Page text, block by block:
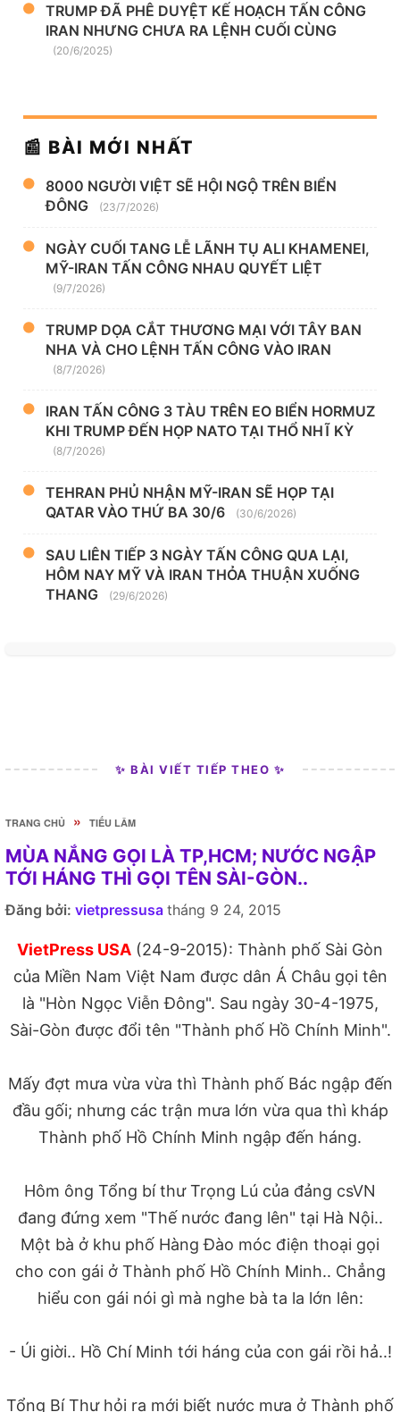
TRUMP ĐÃ PHÊ DUYỆT KẾ HOẠCH TẤN CÔNG
IRAN NHƯNG CHƯA RA LỆNH CUỐI CÙNG
(20/6/2025)
📰 BÀI MỚI NHẤT
8000 NGƯỜI VIỆT SẼ HỘI NGỘ TRÊN BIỂN
ĐÔNG
(23/7/2026)
NGÀY CUỐI TANG LỄ LÃNH TỤ ALI KHAMENEI,
MỸ-IRAN TẤN CÔNG NHAU QUYẾT LIỆT
(9/7/2026)
TRUMP DỌA CẮT THƯƠNG MẠI VỚI TÂY BAN
NHA VÀ CHO LỆNH TẤN CÔNG VÀO IRAN
(8/7/2026)
IRAN TẤN CÔNG 3 TÀU TRÊN EO BIỂN HORMUZ
KHI TRUMP ĐẾN HỌP NATO TẠI THỔ NHĨ KỲ
(8/7/2026)
TEHRAN PHỦ NHẬN MỸ-IRAN SẼ HỌP TẠI
QATAR VÀO THỨ BA 30/6
(30/6/2026)
SAU LIÊN TIẾP 3 NGÀY TẤN CÔNG QUA LẠI,
HÔM NAY MỸ VÀ IRAN THỎA THUẬN XUỐNG
THANG
(29/6/2026)
✨ BÀI VIẾT TIẾP THEO ✨
TRANG CHỦ » TIẾU LÂM
MÙA NẮNG GỌI LÀ TP,HCM; NƯỚC NGẬP
TỚI HÁNG THÌ GỌI TÊN SÀI-GÒN..
Đăng bởi: vietpressusa tháng 9 24, 2015
VietPress USA (24-9-2015): Thành phố Sài Gòn
của Miền Nam Việt Nam được dân Á Châu gọi tên
là "Hòn Ngọc Viễn Đông". Sau ngày 30-4-1975,
Sài-Gòn được đổi tên "Thành phố Hồ Chính Minh".
Mấy đợt mưa vừa vừa thì Thành phố Bác ngập đến
đầu gối; nhưng các trận mưa lớn vừa qua thì kháp
Thành phố Hồ Chính Minh ngập đến háng.
Hôm ông Tổng bí thư Trọng Lú của đảng csVN
đang đứng xem "Thế nước đang lên" tại Hà Nội..
Một bà ở khu phố Hàng Đào móc điện thoại gọi
cho con gái ở Thành phố Hồ Chính Minh.. Chẳng
hiểu con gái nói gì mà nghe bà ta la lớn lên:
- Úi giời.. Hồ Chí Minh tới háng của con gái rồi hả..!
Tổng Bí Thư hỏi ra mới biết nước mưa ở Thành phố